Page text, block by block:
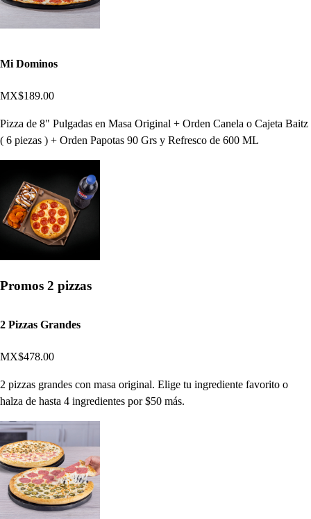
Mi Dominos
MX$189.00
Pizza de 8" Pulgadas en Masa Original + Orden Canela o Cajeta Baitz
( 6 piezas ) + Orden Papotas 90 Grs y Refresco de 600 ML
Promos 2 pizzas
2 Pizzas Grandes
MX$478.00
2 pizzas grandes con masa original. Elige tu ingrediente favorito o
halza de hasta 4 ingredientes por $50 más.